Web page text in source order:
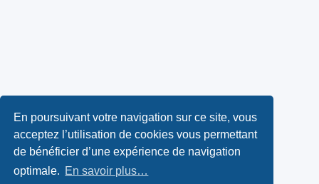
En poursuivant votre navigation sur ce site, vous
acceptez l’utilisation de cookies vous permettant
de bénéficier d’une expérience de navigation
optimale. En savoir plus…